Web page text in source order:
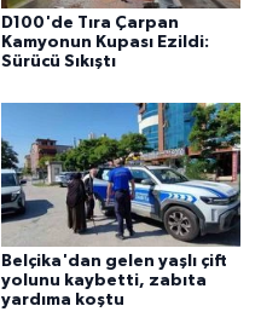
D100'de Tıra Çarpan
Kamyonun Kupası Ezildi:
Sürücü Sıkıştı
Belçika'dan gelen yaşlı çift
yolunu kaybetti, zabıta
yardıma koştu